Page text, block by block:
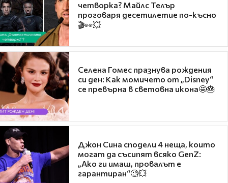
четворка? Майлс Телър
проговаря десетилетие по-късно
🎬👀💥
Селена Гомес празнува рождения
си ден: Как момичето от „Disney“
се превърна в световна икона🤩🎂
Джон Сина сподели 4 неща, които
могат да съсипят всяко GenZ:
„Ако ги имаш, провалът е
гарантиран“🧐💥